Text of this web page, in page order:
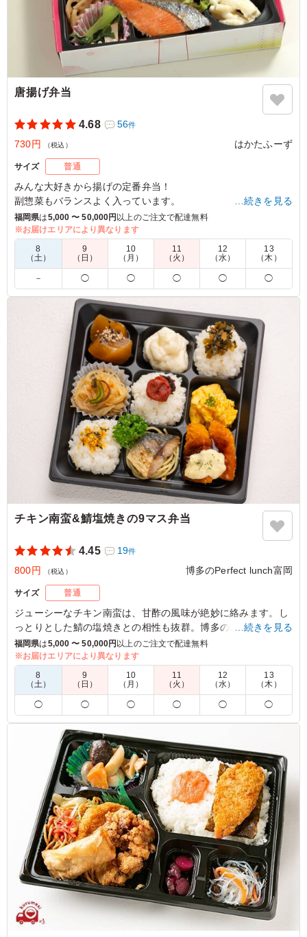
唐揚げ弁当
4.68 56件
730円 （税込） はかたふーず
サイズ 普通
みんな大好きから揚げの定番弁当！
副惣菜もバランスよく入っています。
4.0 三宅３丁目１区自治会
バランスのいい内容でした 美味しいと皆さんからも好評
でした
ご利用シーン：スポーツ›大会
福岡県福岡市南区三宅2026/05/18
…続きを見る
福岡県は5,000 〜 50,000円 以上のご注文で配達無料
※お届けエリアにより異なります
8
（土）
9
（日）
10
（月）
11
（火）
12
（水）
13
（木）
－ ◯ ◯ ◯ ◯ ◯
チキン南蛮&鯖塩焼きの9マス弁当
4.45 19件
800円 （税込） 博多のPerfect lunch富岡
サイズ 普通
ジューシーなチキン南蛮は、甘酢の風味が絶妙に絡みます。し
っとりとした鯖の塩焼きとの相性も抜群。博多のPerfect lunch
富岡自慢の新鮮なサラダや煮物が添えられており、満足感のあ
る一食に。ランチやお出かけにぴったりです。
4.5 和白東1-4 町内会
校区のグランドゴルフ大会で選ばせていただきました。 9
マスに別れているので、彩りもよく食べやすく好評でした
が、材料の高騰によりメインの塩サバ も 小さめで全体的
にボリュームが少ないので、若い人には物足りないと思い
ますが、ほとんどが 高齢者なのでちょうど良いとの事で
安心しました。
ご利用シーン：スポーツ›スポーツイベント
福岡県福岡市東区高美台2026/06/08
…続きを見る
福岡県は5,000 〜 50,000円 以上のご注文で配達無料
※お届けエリアにより異なります
8
（土）
9
（日）
10
（月）
11
（火）
12
（水）
13
（木）
◯ ◯ ◯ ◯ ◯ ◯